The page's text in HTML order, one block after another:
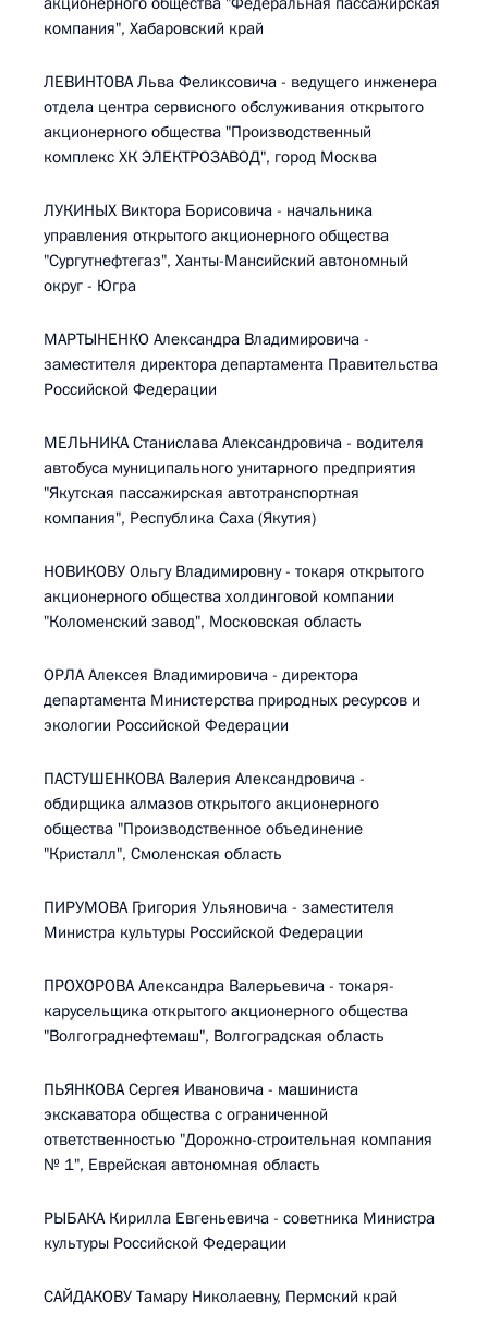
компания", Хабаровский край
ЛЕВИНТОВА Льва Феликсовича - ведущего инженера
отдела центра сервисного обслуживания открытого
акционерного общества "Производственный
комплекс ХК ЭЛЕКТРОЗАВОД", город Москва
ЛУКИНЫХ Виктора Борисовича - начальника
управления открытого акционерного общества
"Сургутнефтегаз", Ханты-Мансийский автономный
округ - Югра
МАРТЫНЕНКО Александра Владимировича -
заместителя директора департамента Правительства
Российской Федерации
МЕЛЬНИКА Станислава Александровича - водителя
автобуса муниципального унитарного предприятия
"Якутская пассажирская автотранспортная
компания", Республика Саха (Якутия)
НОВИКОВУ Ольгу Владимировну - токаря открытого
акционерного общества холдинговой компании
"Коломенский завод", Московская область
ОРЛА Алексея Владимировича - директора
департамента Министерства природных ресурсов и
экологии Российской Федерации
ПАСТУШЕНКОВА Валерия Александровича -
обдирщика алмазов открытого акционерного
общества "Производственное объединение
"Кристалл", Смоленская область
ПИРУМОВА Григория Ульяновича - заместителя
Министра культуры Российской Федерации
ПРОХОРОВА Александра Валерьевича - токаря-
карусельщика открытого акционерного общества
"Волгограднефтемаш", Волгоградская область
ПЬЯНКОВА Сергея Ивановича - машиниста
экскаватора общества с ограниченной
ответственностью "Дорожно-строительная компания
№ 1", Еврейская автономная область
РЫБАКА Кирилла Евгеньевича - советника Министра
культуры Российской Федерации
САЙДАКОВУ Тамару Николаевну, Пермский край